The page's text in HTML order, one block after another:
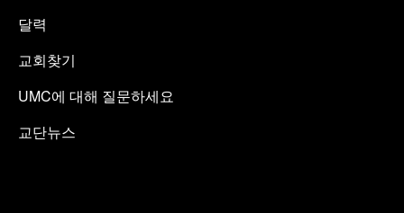
달력
교회찾기
UMC에 대해 질문하세요
교단뉴스